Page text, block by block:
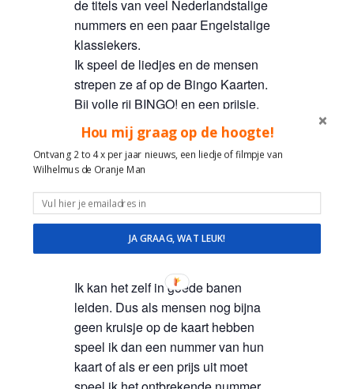
de titels van veel Nederlandstalige
nummers en een paar Engelstalige
klassiekers.
Ik speel de liedjes en de mensen
strepen ze af op de Bingo Kaarten.
Bij volle rij BINGO! en een prijsje.
Erg leuk en een heerlijke
ontspannen manier om contact te
maken. Omdat mensen samen met
buurvrouw, buurman of vrijwilliger dit
kunnen spelen en er altijd
gespreksstof is n.a.v. de nummers
op de kaarten.
Ik kan het zelf in goede banen
leiden. Dus als mensen nog bijna
geen kruisje op de kaart hebben
speel ik dan een nummer van hun
kaart of als er een prijs uit moet
Hou mij graag op de hoogte!
Ontvang 2 to 4 x per jaar nieuws, een liedje of filmpje van
Wilhelmus de Oranje Man
JA GRAAG, WAT LEUK!